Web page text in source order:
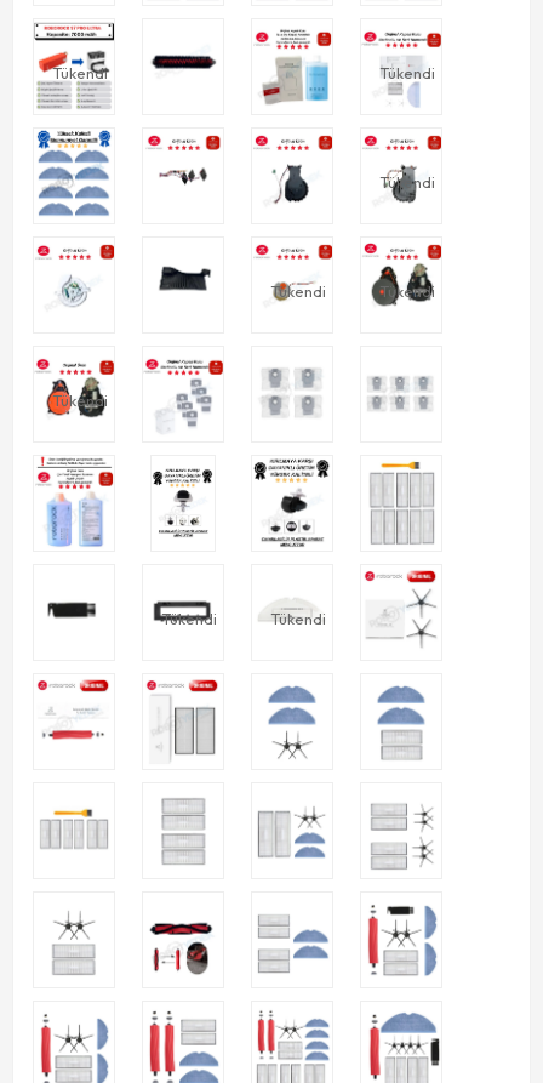
Tükendi Tükendi
Tükendi
Tükendi Tükendi
Tükendi
Tükendi Tükendi